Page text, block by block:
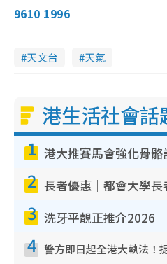
9610 1996
天文台 天氣
港生活社會話
1
2
3
4